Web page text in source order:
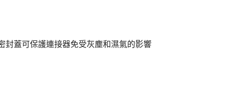
封蓋可保護連接器免受灰塵和濕氣的影響